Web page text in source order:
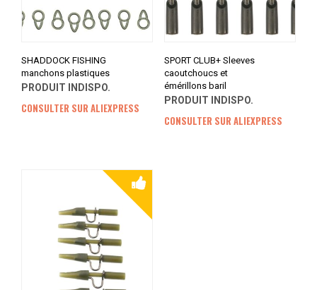
SHADDOCK FISHING
manchons plastiques
PRODUIT INDISPO.
CONSULTER SUR ALIEXPRESS
SPORT CLUB+ Sleeves
caoutchoucs et
émérillons baril
PRODUIT INDISPO.
CONSULTER SUR ALIEXPRESS